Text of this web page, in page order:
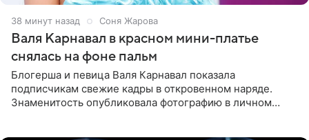
38 минут назад Соня Жарова
Валя Карнавал в красном мини-платье
снялась на фоне пальм
Блогерша и певица Валя Карнавал показала
подписчикам свежие кадры в откровенном наряде.
Знаменитость опубликовала фотографию в личном